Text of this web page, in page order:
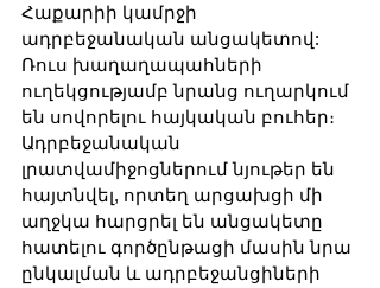
Հաքարիի կամրջի
ադրբեջանական անցակետով:
Ռուս խաղաղապահների
ուղեկցությամբ նրանց ուղարկում
են սովորելու հայկական բուհեր։
Ադրբեջանական
լրատվամիջոցներում նյութեր են
հայտնվել, որտեղ արցախցի մի
աղջկա հարցրել են անցակետը
հատելու գործընթացի մասին նրա
ընկալման և ադրբեջանցիների